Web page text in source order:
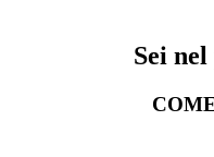
Sei